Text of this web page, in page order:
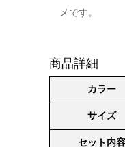
メです。
商品詳細
カラー
サイズ
セット内容